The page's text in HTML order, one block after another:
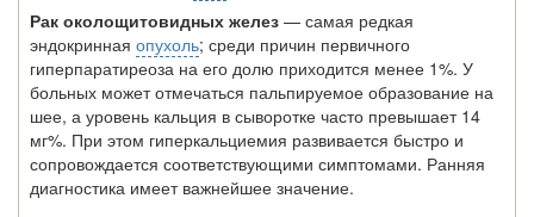
Рак околощитовидных желез — самая редкая
эндокринная опухоль; среди причин первичного
гиперпаратиреоза на его долю приходится менее 1%. У
больных может от­мечаться пальпируемое образование на
шее, а уровень кальция в сыворотке часто пре­вышает 14
мг%. При этом гиперкальциемия развивается быстро и
сопровождается со­ответствующими симптомами. Ранняя
диагностика имеет важнейшее значение.